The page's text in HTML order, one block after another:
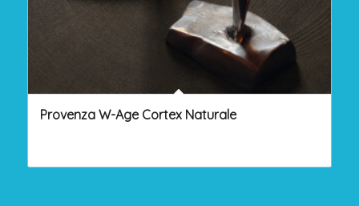
Provenza W-Age Cortex Naturale